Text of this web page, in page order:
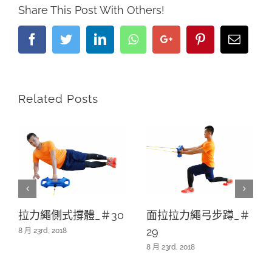
Share This Post With Others!
FacebookTwitterLinkedInWhatsappGoogle+ PinterestEmail
Related Posts
拉力繩側式撐體_＃30
8 月 23rd, 2018
面拉拉力繩弓步蹲_＃
29
8 月 23rd, 2018